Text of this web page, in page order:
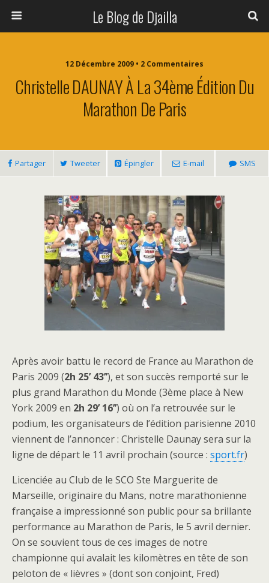
Le Blog de Djailla
12 Décembre 2009 • 2 Commentaires
Christelle DAUNAY À La 34ème Édition Du
Marathon De Paris
Partager Tweeter Épingler E-mail SMS
Après avoir battu le record de France au Marathon de
Paris 2009 (2h 25’ 43’’), et son succès remporté sur le
plus grand Marathon du Monde (3ème place à New
York 2009 en 2h 29’ 16’’) où on l’a retrouvée sur le
podium, les organisateurs de l’édition parisienne 2010
viennent de l’annoncer : Christelle Daunay sera sur la
ligne de départ le 11 avril prochain (source : sport.fr)
Licenciée au Club de le SCO Ste Marguerite de
Marseille, originaire du Mans, notre marathonienne
française a impressionné son public pour sa brillante
performance au Marathon de Paris, le 5 avril dernier.
On se souvient tous de ces images de notre
championne qui avalait les kilomètres en tête de son
peloton de « lièvres » (dont son conjoint, Fred)